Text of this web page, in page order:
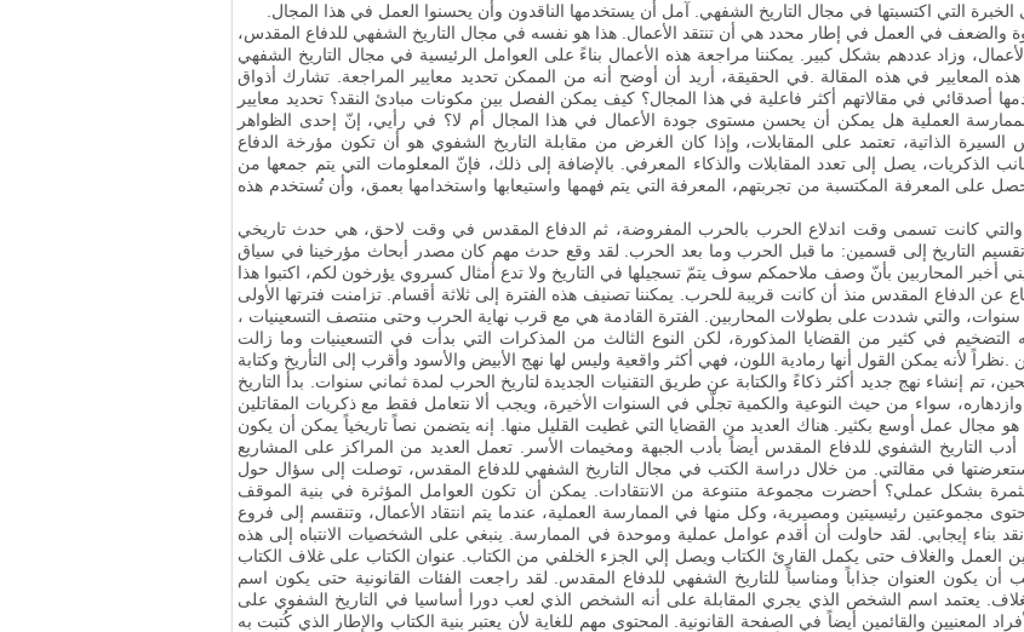
التي اكتسبتها في مجال التاريخ الشفهي
آمل أن يستخدمها الناقدون وأن يحسنوا العمل في هذا المجال
والضعف في العمل في إطار محدد هي أن تنتقد الأعمال. هذا هو نفسه في مجال التاريخ الشفهي للدفاع المقدس،
وزاد عددهم بشكل كبير
يمكننا مراجعة هذه الأعمال بناءً على العوامل الرئيسية في مجال التاريخ الشفهي
المعايير في هذه المقالة
في الحقيقة، أريد أن أوضح أنه من الممكن تحديد معايير المراجعة
تشارك أذواق
أصدقائي في مقالاتهم أكثر فاعلية في هذا المجال؟ كيف يمكن الفصل بين مكونات مبادئ النقد؟ تحديد معايير
العملية هل يمكن أن يحسن مستوى جودة الأعمال في هذا المجال أم لا؟ في رأيي، إنّ إحدى الظواهر
السيرة الذاتية، تعتمد على المقابلات، وإذا كان الغرض من مقابلة التاريخ الشفوي هو أن تكون مؤرخة الدفاع
الذكريات، يصل إلى تعدد المقابلات والذكاء المعرفي
بالإضافة إلى ذلك، فإنّ المعلومات التي يتم جمعها من
على المعرفة المكتسبة من تجربتهم، المعرفة التي يتم فهمها واستيعابها واستخدامها بعمق، وأن تُستخدم هذه
والتي كانت تسمى وقت اندلاع الحرب بالحرب المفروضة، ثم الدفاع المقدس في وقت لاحق، هي حدث تاريخي
تقسيم التاريخ إلى قسمين: ما قبل الحرب وما بعد الحرب. لقد وقع حدث مهم كان مصدر أبحاث مؤرخينا في سياق
أخبر المحاربين بأنّ وصف ملاحمكم سوف يتمّ تسجيلها في التاريخ ولا تدع أمثال كسروي يؤرخون لكم، اكتبوا هذا
عن الدفاع المقدس منذ أن كانت قريبة للحرب. يمكننا تصنيف هذه الفترة إلى ثلاثة أقسام تزامنت فترتها الأولى
سنوات، والتي شددت على بطولات المحاربين
الفترة القادمة هي مع قرب نهاية الحرب وحتى منتصف التسعينيات ،
في كثير من القضايا المذكورة، لكن النوع الثالث من المذكرات التي بدأت في التسعينيات وما زالت
نظراً لأنه يمكن القول أنها رمادية اللون، فهي أكثر واقعية وليس لها نهج الأبيض والأسود وأقرب إلى التأريخ وكتابة
تم إنشاء نهج جديد أكثر ذكاءً والكتابة عن طريق التقنيات الجديدة لتاريخ الحرب لمدة ثماني سنوات
بدأ التاريخ
سواء من حيث النوعية والكمية تجلّي في السنوات الأخيرة، ويجب ألا نتعامل فقط مع ذكريات المقاتلين
هو مجال عمل أوسع بكثير هناك العديد من القضايا التي غطيت القليل منها
إنه يتضمن نصاً تاريخياً يمكن أن يكون
أدب التاريخ الشفوي للدفاع المقدس أيضاً بأدب الجبهة ومخيمات الأسر
تعمل العديد من المراكز على المشاريع
استعرضتها في مقالتي. من خلال دراسة الكتب في مجال التاريخ الشفهي للدفاع المقدس، توصلت إلى سؤال حول
بشكل عملي؟ أحضرت مجموعة متنوعة من الانتقادات
يمكن أن تكون العوامل المؤثرة في بنية الموقف
مجموعتين رئيسيتين ومصيرية، وكل منها في الممارسة العملية، عندما يتم انتقاد الأعمال، وتنقسم إلى فروع
بناء إيجابي لقد حاولت أن أقدم عوامل عملية وموحدة في الممارسة
ينبغي على الشخصيات الانتباه إلى هذه
العمل والغلاف حتى يكمل القارئ الكتاب ويصل إلي الجزء الخلفي من الكتاب. عنوان الكتاب على غلاف الكتاب
العنوان جذاباً ومناسباً للتاريخ الشفهي للدفاع المقدس. لقد راجعت الفئات القانونية حتى يكون اسم
يعتمد اسم الشخص الذي يجري المقابلة على أنه الشخص الذي لعب دورا أساسيا في التاريخ الشفوي على
المعنيين والقائمين أيضاً في الصفحة القانونية. المحتوى مهم للغاية لأن يعتبر بنية الكتاب والإطار الذي كُتبت به